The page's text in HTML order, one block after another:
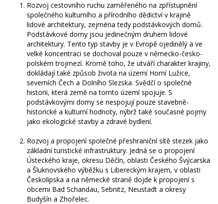
Rozvoj cestovního ruchu zaměřeného na zpřístupnění
společného kulturního a přírodního dědictví v krajině
lidové architektury, zejména tedy podstávkových domů.
Podstávkové domy jsou jedinečným druhem lidové
architektury. Tento typ stavby je v Evropě ojedinělý a ve
velké koncentraci se dochoval pouze v německo-česko-
polském trojmezí. Kromě toho, že utváří charakter krajiny,
dokládají také způsob života na území Horní Lužice,
severních Čech a Dolního Slezska. Svědčí o společné
historii, která země na tomto území spojuje. S
podstávkovými domy se nespojují pouze stavebně-
historické a kulturní hodnoty, nýbrž také současné pojmy
jako ekologické stavby a zdravé bydlení.
Rozvoj a propojení společné přeshraniční sítě stezek jako
základní turistické infrastruktury. Jedná se o propojení
Ústeckého kraje, okresu Děčín, oblasti Českého Švýcarska
a Šluknovského výběžku s Libereckým krajem, v oblasti
Českolipska a na německé straně dojde k propojení s
obcemi Bad Schandau, Sebnitz, Neustadt a okresy
Budyšín a Zhořelec.